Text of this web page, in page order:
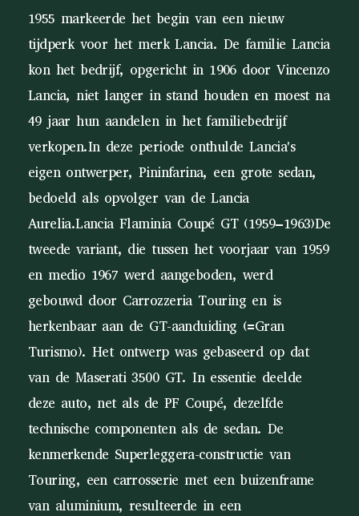
1955 markeerde het begin van een nieuw
tijdperk voor het merk Lancia. De familie Lancia
kon het bedrijf, opgericht in 1906 door Vincenzo
Lancia, niet langer in stand houden en moest na
49 jaar hun aandelen in het familiebedrijf
verkopen.In deze periode onthulde Lancia's
eigen ontwerper, Pininfarina, een grote sedan,
bedoeld als opvolger van de Lancia
Aurelia.Lancia Flaminia Coupé GT (1959–1963)De
tweede variant, die tussen het voorjaar van 1959
en medio 1967 werd aangeboden, werd
gebouwd door Carrozzeria Touring en is
herkenbaar aan de GT-aanduiding (=Gran
Turismo). Het ontwerp was gebaseerd op dat
van de Maserati 3500 GT. In essentie deelde
deze auto, net als de PF Coupé, dezelfde
technische componenten als de sedan. De
kenmerkende Superleggera-constructie van
Touring, een carrosserie met een buizenframe
van aluminium, resulteerde in een